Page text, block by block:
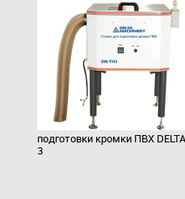
подготовки кромки ПВХ
3